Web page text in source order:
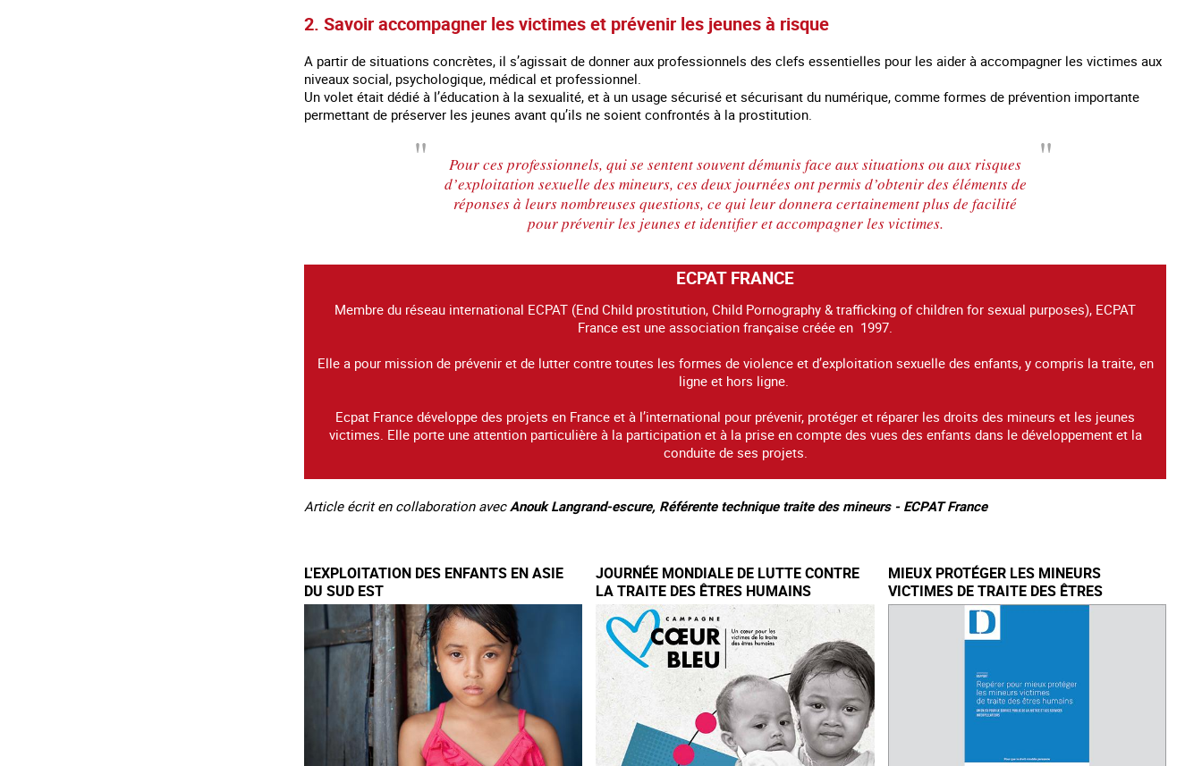
2. Savoir accompagner les victimes et prévenir les jeunes à risque
A partir de situations concrètes, il s’agissait de donner aux professionnels des clefs essentielles pour les aider à accompagner les victimes aux
niveaux social, psychologique, médical et professionnel.
Un volet était dédié à l’éducation à la sexualité, et à un usage sécurisé et sécurisant du numérique, comme formes de prévention importante
permettant de préserver les jeunes avant qu’ils ne soient confrontés à la prostitution.
Pour ces professionnels, qui se sentent souvent démunis face aux situations ou aux risques
d’exploitation sexuelle des mineurs, ces deux journées ont permis d’obtenir des éléments de
réponses à leurs nombreuses questions, ce qui leur donnera certainement plus de facilité
pour prévenir les jeunes et identifier et accompagner les victimes.
ECPAT FRANCE
Membre du réseau international ECPAT (End Child prostitution, Child Pornography & trafficking of children for sexual purposes), ECPAT
France est une association française créée en 1997.
Elle a pour mission de prévenir et de lutter contre toutes les formes de violence et d’exploitation sexuelle des enfants, y compris la traite, en
ligne et hors ligne.
Ecpat France développe des projets en France et à l’international pour prévenir, protéger et réparer les droits des mineurs et les jeunes
victimes. Elle porte une attention particulière à la participation et à la prise en compte des vues des enfants dans le développement et la
conduite de ses projets.
Article écrit en collaboration avec Anouk Langrand-escure, Référente technique traite des mineurs - ECPAT France
L'EXPLOITATION DES ENFANTS EN ASIE
DU SUD EST
JOURNÉE MONDIALE DE LUTTE CONTRE
LA TRAITE DES ÊTRES HUMAINS
MIEUX PROTÉGER LES MINEURS
VICTIMES DE TRAITE DES ÊTRES
HUMAINS